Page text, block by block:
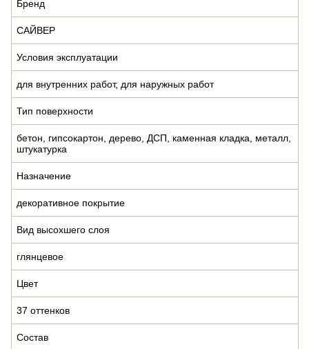
Бренд
САЙВЕР
Условия эксплуатации
для внутренних работ, для наружных работ
Тип поверхности
бетон, гипсокартон, дерево, ДСП, каменная кладка, металл,
штукатурка
Назначение
декоративное покрытие
Вид высохшего слоя
глянцевое
Цвет
37 оттенков
Состав